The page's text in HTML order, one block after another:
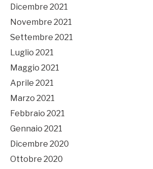
Dicembre 2021
Novembre 2021
Settembre 2021
Luglio 2021
Maggio 2021
Aprile 2021
Marzo 2021
Febbraio 2021
Gennaio 2021
Dicembre 2020
Ottobre 2020